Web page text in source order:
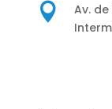

Av.